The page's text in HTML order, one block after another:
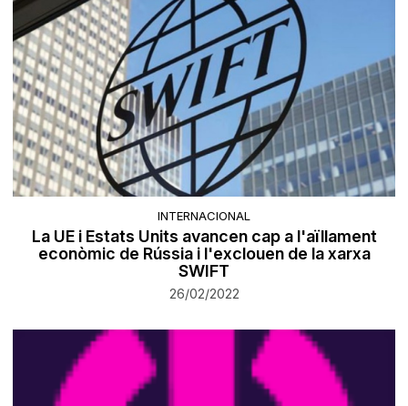
INTERNACIONAL
La UE i Estats Units avancen cap a l'aïllament
econòmic de Rússia i l'exclouen de la xarxa
SWIFT
26/02/2022